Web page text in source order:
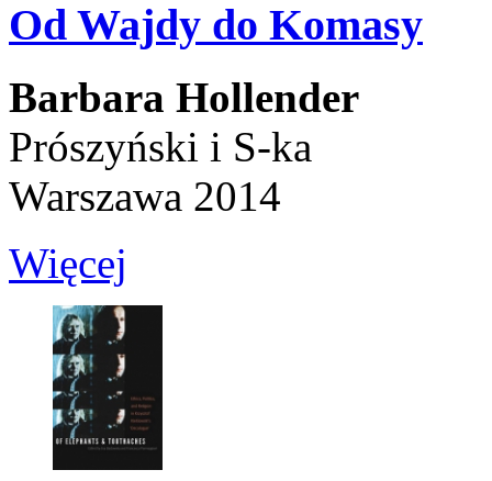
Od Wajdy do Komasy
Barbara Hollender
Prószyński i S-ka
Warszawa 2014
Więcej